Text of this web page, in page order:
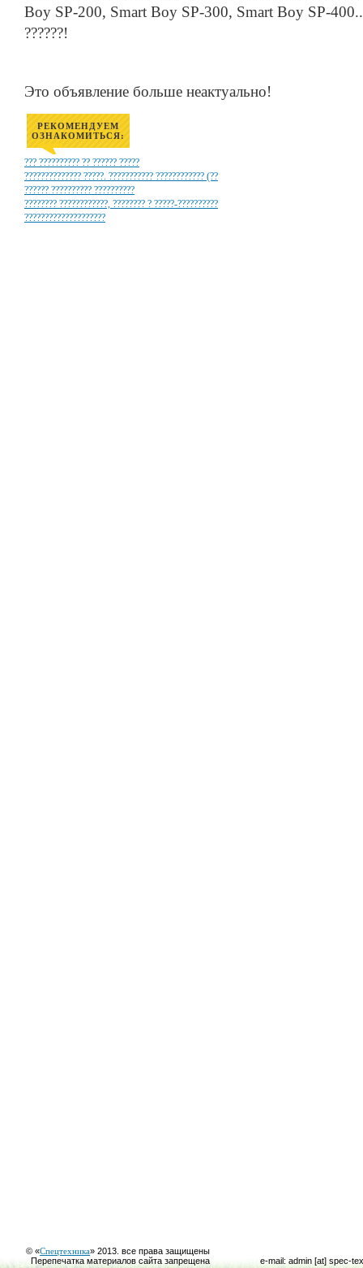
Boy SP-200, Smart Boy SP-300, Smart Boy SP-400...
??????!
Это объявление больше неактуально!
РЕКОМЕНДУЕМ
ОЗНАКОМИТЬСЯ:
??? ?????????? ?? ?????? ?????
?????????????? ?????. ??????????? ???????????? (??
?????? ?????????? ??????????
???????? ????????????, ???????? ? ?????-??????????
????????????????????
© «Спецтехника» 2013. все права защищены
Перепечатка материалов сайта запрещена
e-mail: admin [at] spec-